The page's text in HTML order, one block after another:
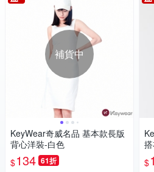
補貨中
KeyWear奇威名品 基本款長版
背心洋裝-白色
$134 61折
$